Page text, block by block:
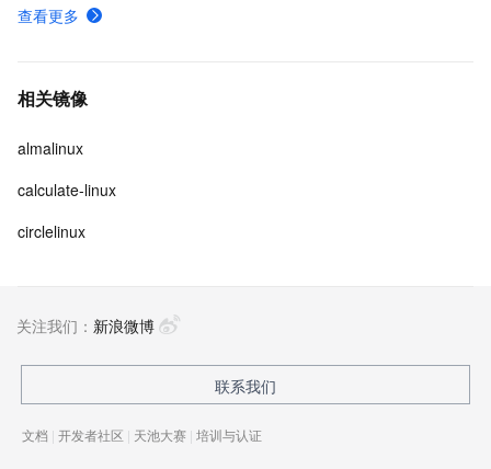
查看更多
相关镜像
almalinux
calculate-linux
circlelinux
关注我们： 新浪微博
联系我们
文档 | 开发者社区 | 天池大赛 | 培训与认证